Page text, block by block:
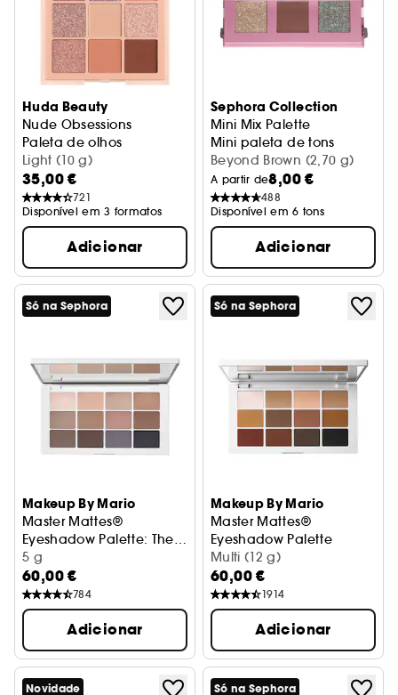
Huda Beauty
Nude Obsessions
Paleta de olhos
Light (10 g)
35,00 €
721
Disponível em 3 formatos
Adicionar
Sephora Collection
Mini Mix Palette
Mini paleta de tons
Beyond Brown (2,70 g)
A partir de8,00 €
488
Disponível em 6 tons
Adicionar
Só na Sephora
Makeup By Mario
Master Mattes®
Eyeshadow Palette: The
Neutrals
Paleta de sombras para os olhos
5 g
60,00 €
784
Adicionar
Só na Sephora
Makeup By Mario
Master Mattes®
Eyeshadow Palette
Paleta de sombras
Multi (12 g)
60,00 €
1914
Adicionar
Novidade Só na Sephora